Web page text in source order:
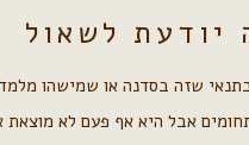
יודעת לשאול
שזה בסדנה או שמישהו
תחומים אבל היא אף פעם לא